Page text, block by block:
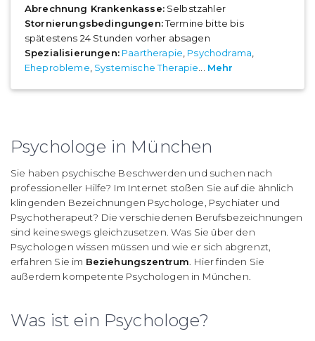
Abrechnung Krankenkasse:Selbstzahler
Stornierungsbedingungen:Termine bitte bis
spätestens 24 Stunden vorher absagen
Spezialisierungen: Paartherapie Psychodrama
Eheprobleme Systemische Therapie Mehr
Psychologe in München
Sie haben psychische Beschwerden und suchen nach
professioneller Hilfe? Im Internet stoßen Sie auf die ähnlich
klingenden Bezeichnungen Psychologe, Psychiater und
Psychotherapeut? Die verschiedenen Berufsbezeichnungen
sind keineswegs gleichzusetzen. Was Sie über den
Psychologen wissen müssen und wie er sich abgrenzt,
erfahren Sie im Beziehungszentrum . Hier finden Sie
außerdem kompetente Psychologen in München.
Was ist ein Psychologe?